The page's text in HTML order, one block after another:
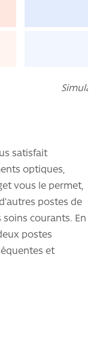
satisfait
optiques,
vous le permet,
postes de
courants. En
postes
et